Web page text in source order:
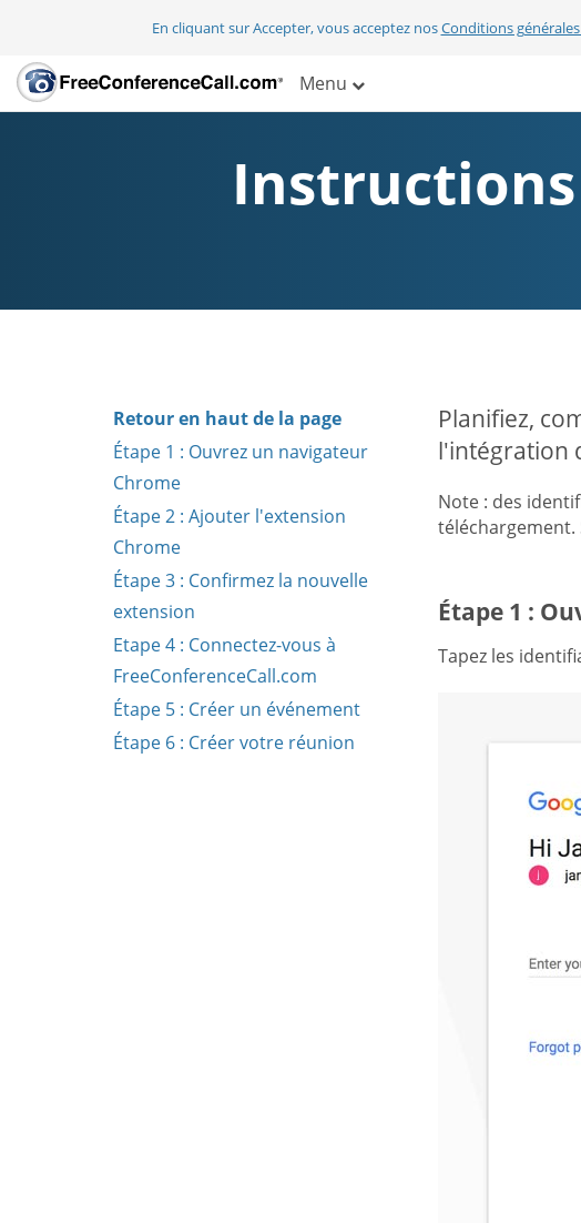
En cliquant sur Accepter, vous acceptez nosConditions
Menu
Retour en haut de la page
Étape 1 : Ouvrez un navigateur
Chrome
Étape 2 : Ajouter l'extension
Chrome
Étape 3 : Confirmez la nouvelle
extension
Etape 4 : Connectez-vous à
FreeConferenceCall.com
Étape 5 : Créer un événement
Étape 6 : Créer votre réunion
Planifiez,
l'intégration
Note : des
téléchargement.
Étape 1 :
Tapez les